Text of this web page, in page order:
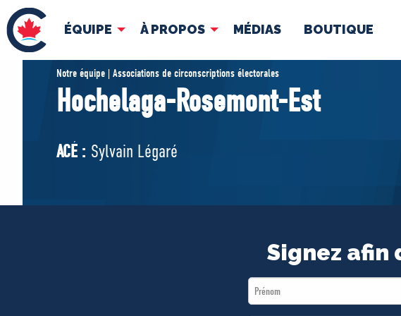
ÉQUIPE À PROPOS MÉDIAS BOUTIQUE
ÉQUIPE
Pierre Poilievre
Cabinet fantôme
ACÉ
À PROPOS
Documents constitutifs
Notre équipe | Associations de circonscriptions électorales
Hochelaga-Rosemont-Est
ACÉ : Sylvain Légaré
Signez afin
First
Name